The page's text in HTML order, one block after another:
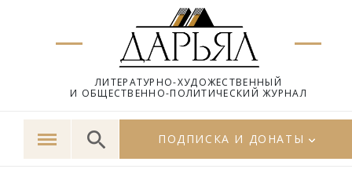
ЛИТЕРАТУРНО-ХУДОЖЕСТВЕННЫЙ
И ОБЩЕСТВЕННО-ПОЛИТИЧЕСКИЙ ЖУРНАЛ
ПОДПИСКА И ДОНАТЫ